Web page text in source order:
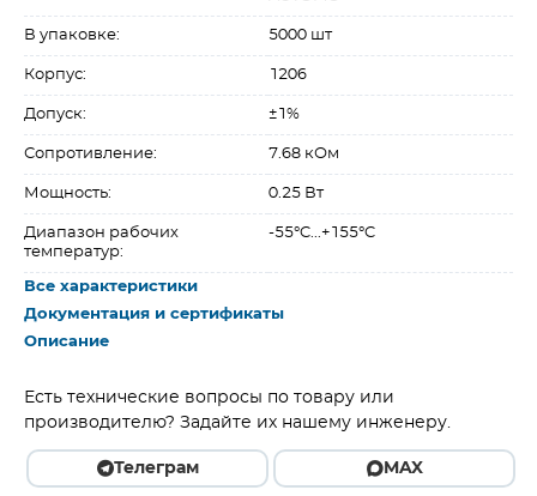
В упаковке: 5000 шт
Корпус: 1206
Допуск: ±1%
Сопротивление: 7.68 кОм
Мощность: 0.25 Вт
Диапазон рабочих
температур:
-55°C...+155°C
Все характеристики
Документация и сертификаты
Описание
Есть технические вопросы по товару или
производителю? Задайте их нашему инженеру.
Телеграм MAX